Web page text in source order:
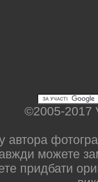
©2005-2017
автора
можете
придбати